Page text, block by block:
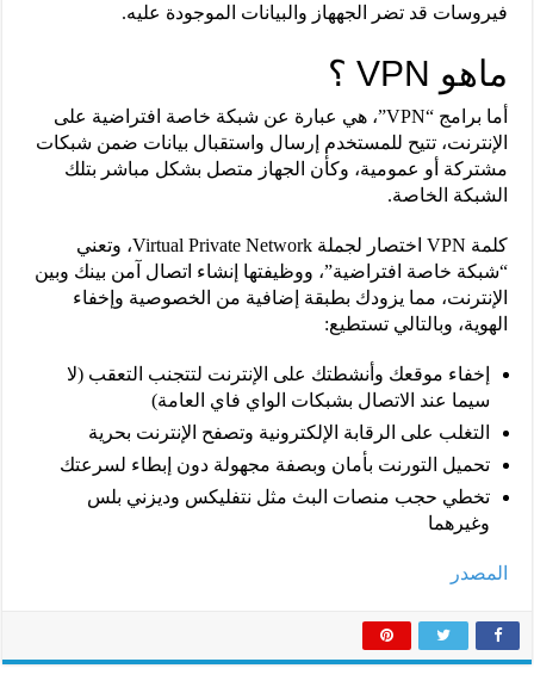
فيروسات قد تضر الجههاز والبيانات الموجودة عليه.
ماهو VPN ؟
أما برامج “VPN”، هي عبارة عن شبكة خاصة افتراضية على
الإنترنت، تتيح للمستخدم إرسال واستقبال بيانات ضمن شبكات
مشتركة أو عمومية، وكأن الجهاز متصل بشكل مباشر بتلك
الشبكة الخاصة.
كلمة VPN اختصار لجملة Virtual Private Network، وتعني
“شبكة خاصة افتراضية”، ووظيفتها إنشاء اتصال آمن بينك وبين
الإنترنت، مما يزودك بطبقة إضافية من الخصوصية وإخفاء
الهوية، وبالتالي تستطيع:
إخفاء موقعك وأنشطتك على الإنترنت لتتجنب التعقب (لا
سيما عند الاتصال بشبكات الواي فاي العامة)
التغلب على الرقابة الإلكترونية وتصفح الإنترنت بحرية
تحميل التورنت بأمان وبصفة مجهولة دون إبطاء لسرعتك
تخطي حجب منصات البث مثل نتفليكس وديزني بلس
وغيرهما
المصدر